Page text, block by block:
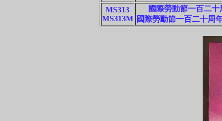
MS313
MS313M
國際勞動節一百二十
國際勞動節一百二十周